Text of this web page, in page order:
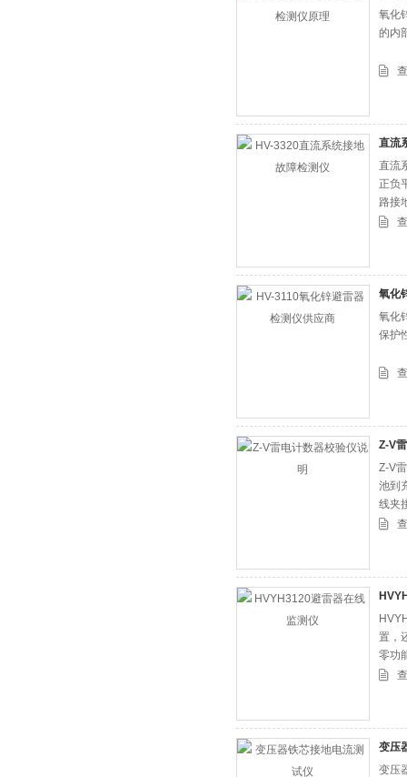
氧化
的内
直流
直流
正负
路接
氧化
氧化
保护
Z-V
Z-V
池到
线夹
置，
零功
量存
变压
变压